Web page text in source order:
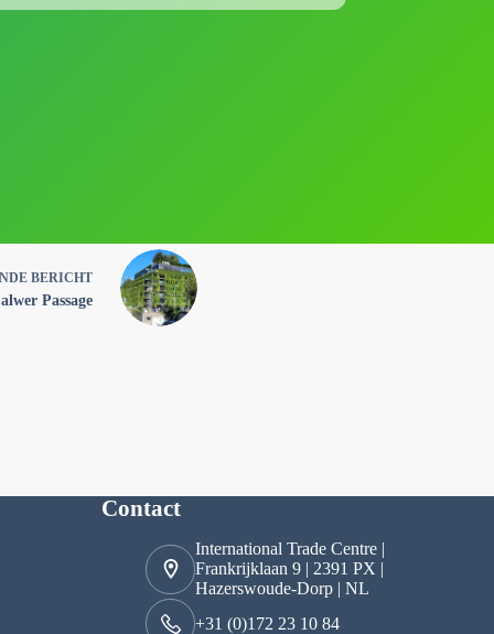
BERICHT
Passage
Contact
International Trade Centre |
Frankrijklaan 9 | 2391 PX |
Hazerswoude-Dorp | NL
+31 (0)172 23 10 84